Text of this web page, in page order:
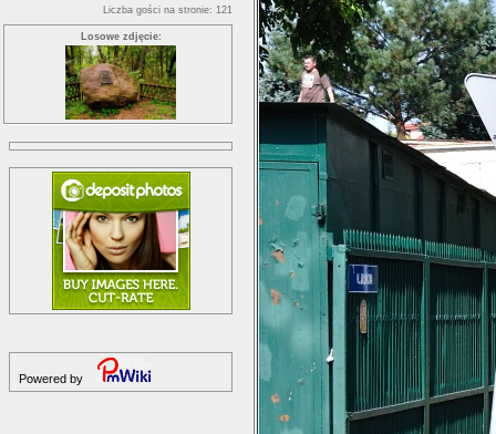
Liczba gości na stronie: 121
Losowe zdjęcie:
Powered by